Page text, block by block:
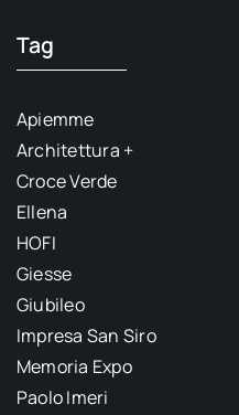
Tag
Apiemme
Architettura +
Croce Verde
Ellena
HOFI
Giesse
Giubileo
Impresa San Siro
Memoria Expo
Paolo Imeri